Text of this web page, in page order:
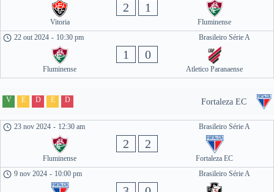
Vitoria
2 1
Fluminense
Brasileiro Série A
22 out 2024 - 10:30 pm
Fluminense
1 0
Atletico Paranaense
Fortaleza EC
V E D E D
Brasileiro Série A
23 nov 2024 - 12:30 am
Fluminense
2 2
Fortaleza EC
Brasileiro Série A
9 nov 2024 - 10:00 pm